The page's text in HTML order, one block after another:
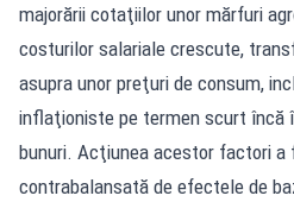
majorării cotaţiilor unor mărfuri
costurilor salariale crescute,
asupra unor preţuri de consum,
inflaţioniste pe termen scurt încă
bunuri. Acţiunea acestor factori
contrabalansată de efectele de